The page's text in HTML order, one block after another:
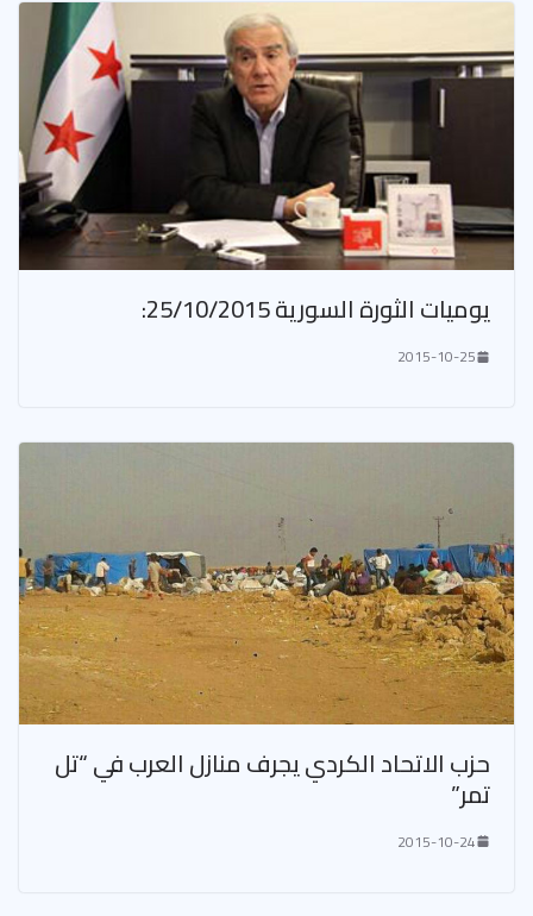
يوميات الثورة السورية 25/10/2015:
2015-10-25
حزب الاتحاد الكردي يجرف منازل العرب في “تل
تمر”
2015-10-24